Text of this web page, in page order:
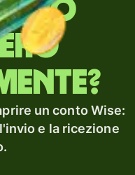
un conto Wise:
e la ricezione